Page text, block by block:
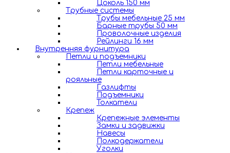
Цоколь 150 мм
Трубные системы
Трубы мебельные 25 мм
Барные трубы 50 мм
Проволочные изделия
Рейлинги 16 мм
Внутренняя фурнитура
Петли и подъемники
Петли мебельные
Петли карточные и
рояльные
Газлифты
Подъемники
Толкатели
Крепеж
Крепежные элементы
Замки и задвижки
Навесы
Полкодержатели
Уголки